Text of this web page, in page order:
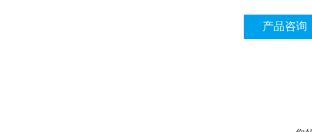
产品咨询